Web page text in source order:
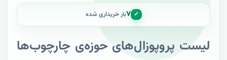
✓ ۷بار خریداری شده
لیست پروپوزال‌های حوزه‌ی چارچوب‌ها